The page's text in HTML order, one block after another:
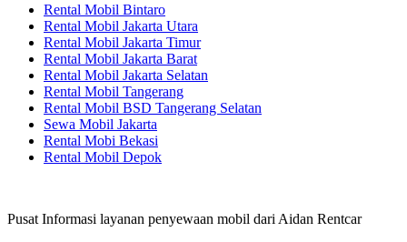
Rental Mobil Bintaro
Rental Mobil Jakarta Utara
Rental Mobil Jakarta Timur
Rental Mobil Jakarta Barat
Rental Mobil Jakarta Selatan
Rental Mobil Tangerang
Rental Mobil BSD Tangerang Selatan
Sewa Mobil Jakarta
Rental Mobi Bekasi
Rental Mobil Depok
Pusat Informasi layanan penyewaan mobil dari Aidan Rentcar